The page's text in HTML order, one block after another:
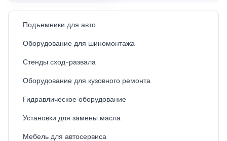
Подъемники для авто
Оборудование для шиномонтажа
Стенды сход-развала
Оборудование для кузовного ремонта
Гидравлическое оборудование
Установки для замены масла
Мебель для автосервиса